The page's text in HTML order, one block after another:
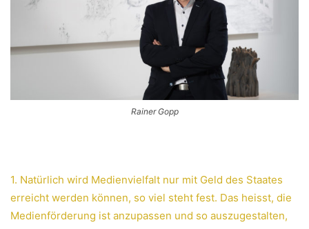
Rainer Gopp
1. Natürlich wird Medienvielfalt nur mit Geld des Staates
erreicht werden können, so viel steht fest. Das heisst, die
Medienförderung ist anzupassen und so auszugestalten,